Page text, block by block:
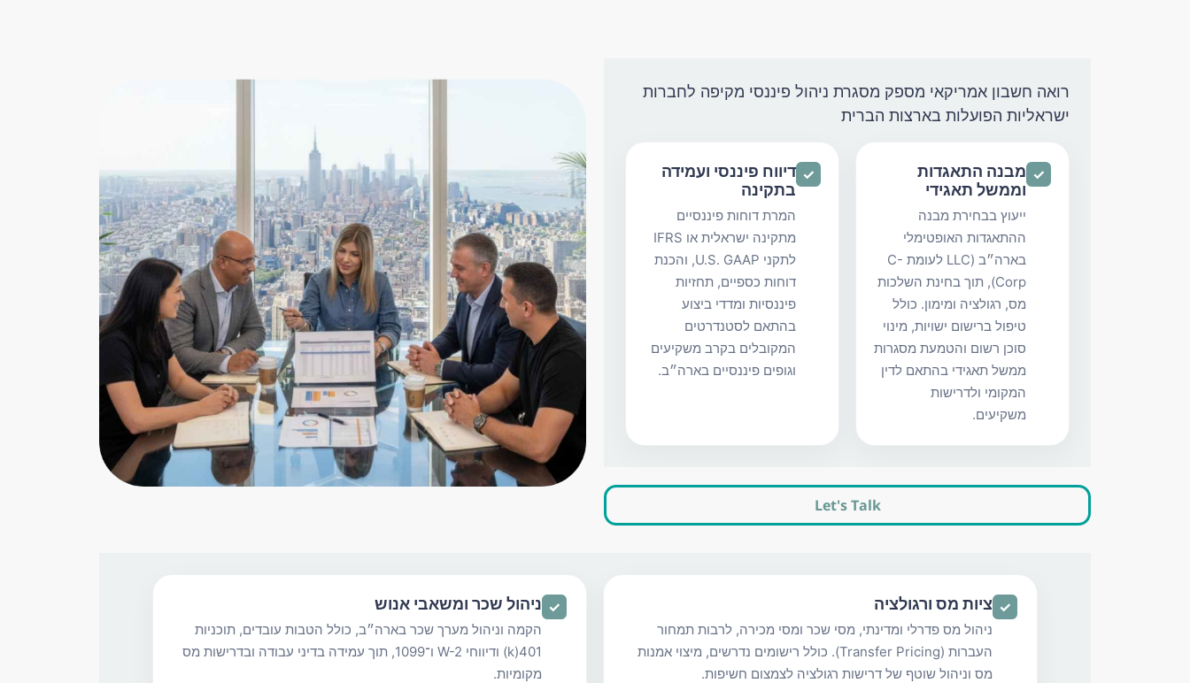
רואה חשבון אמריקאי מספק מסגרת ניהול פיננסי מקיפה לחברות
ישראליות הפועלות בארצות הברית
✓ מבנה התאגדות
וממשל תאגידי
ייעוץ בבחירת מבנה
ההתאגדות האופטימלי
בארה״ב (LLC לעומת C-
Corp), תוך בחינת השלכות
מס, רגולציה ומימון. כולל
טיפול ברישום ישויות, מינוי
סוכן רשום והטמעת מסגרות
ממשל תאגידי בהתאם לדין
המקומי ולדרישות
משקיעים.
✓ דיווח פיננסי ועמידה
בתקינה
המרת דוחות פיננסיים
מתקינה ישראלית או IFRS
לתקני U.S. GAAP, והכנת
דוחות כספיים, תחזיות
פיננסיות ומדדי ביצוע
בהתאם לסטנדרטים
המקובלים בקרב משקיעים
וגופים פיננסיים בארה״ב.
Let's Talk
✓ ציות מס ורגולציה
ניהול מס פדרלי ומדינתי, מסי שכר ומסי מכירה, לרבות תמחור
העברות (Transfer Pricing). כולל רישומים נדרשים, מיצוי אמנות
מס וניהול שוטף של דרישות רגולציה לצמצום חשיפות.
✓ ניהול שכר ומשאבי אנוש
הקמה וניהול מערך שכר בארה״ב, כולל הטבות עובדים, תוכניות
401(k) ודיווחי W-2 ו־1099, תוך עמידה בדיני עבודה ובדרישות מס
מקומיות.